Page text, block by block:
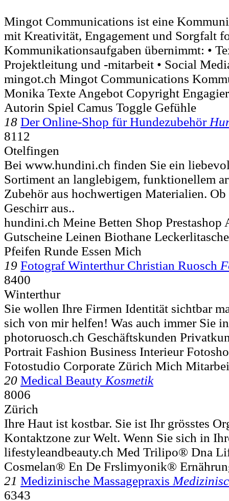
Mingot Communications ist eine
mit Kreativität, Engagement und Sorgfalt
Kommunikationsaufgaben übernimmt: •
Projektleitung und -mitarbeit • Social
mingot.ch Mingot Communications
Monika Texte Angebot Copyright
Autorin Spiel Camus Toggle Gefühle
18 Der Online-Shop für Hundezubehör
8112
Otelfingen
Bei www.hundini.ch finden Sie ein
Sortiment an langlebigem, funktionellem
Zubehör aus hochwertigen Materialien.
Geschirr aus..
hundini.ch Meine Betten Shop Prestashop
Gutscheine Leinen Biothane
Pfeifen Runde Essen Mich
19 Fotograf Winterthur Christian Ruosch
8400
Winterthur
Sie wollen Ihre Firmen Identität sichtbar
sich von mir helfen! Was auch immer Sie
photoruosch.ch Geschäftskunden
Portrait Fashion Business Interieur
Fotostudio Corporate Zürich Mich
20 Medical Beauty Kosmetik
8006
Zürich
Ihre Haut ist kostbar. Sie ist Ihr grösstes
Kontaktzone zur Welt. Wenn Sie sich in
lifestyleandbeauty.ch Med Trilipo® Dna
Cosmelan® En De Frslimyonik®
21 Medizinische Massagepraxis
6343